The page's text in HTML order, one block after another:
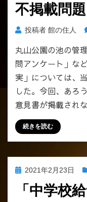
不掲載問
投稿者 館の住人
丸山公園の池の管
問アンケート」な
実」については、
した。今回、あろ
意見書が掲載され
続きを読む
投
日:
2021年2月23日
「中学校